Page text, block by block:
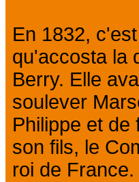
En 1832,
qu'accosta la
Berry. Elle
soulever
Philippe et de
son fils, le
roi de France.